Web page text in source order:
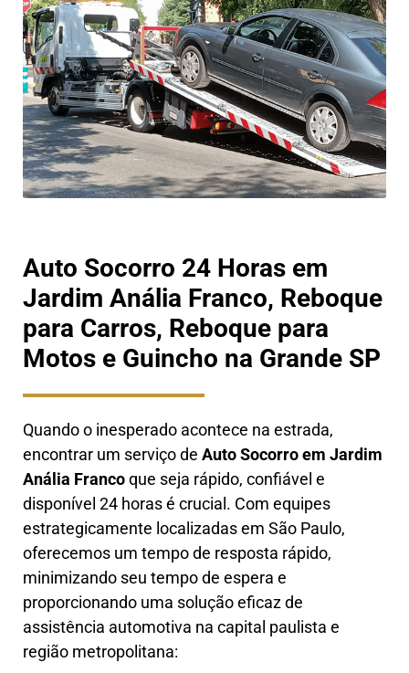
Auto Socorro 24 Horas em
Jardim Anália Franco, Reboque
para Carros, Reboque para
Motos e Guincho na Grande SP
Quando o inesperado acontece na estrada,
encontrar um serviço de Auto Socorro em Jardim
Anália Francoque seja rápido, confiável e
disponível 24 horas é crucial. Com equipes
estrategicamente localizadas em São Paulo,
oferecemos um tempo de resposta rápido,
minimizando seu tempo de espera e
proporcionando uma solução eficaz de
assistência automotiva na capital paulista e
região metropolitana: